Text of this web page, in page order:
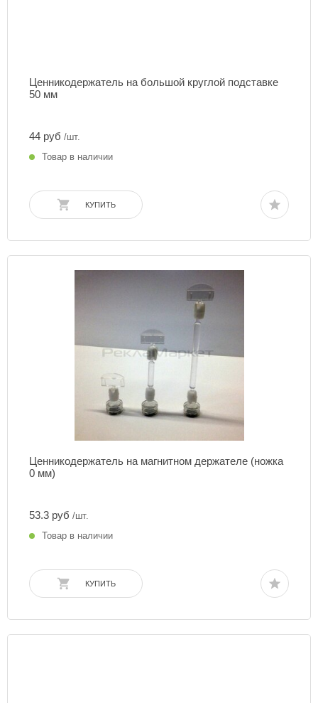
Ценникодержатель на большой круглой подставке
50 мм
44 руб /шт.
Товар в наличии
КУПИТЬ
Ценникодержатель на магнитном держателе (ножка
0 мм)
53.3 руб /шт.
Товар в наличии
КУПИТЬ